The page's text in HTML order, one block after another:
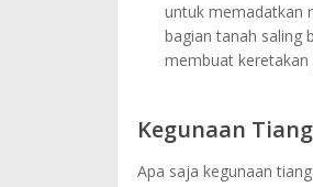
untuk memadatkan
bagian tanah saling
membuat keretakan
Kegunaan
Apa saja kegunaan